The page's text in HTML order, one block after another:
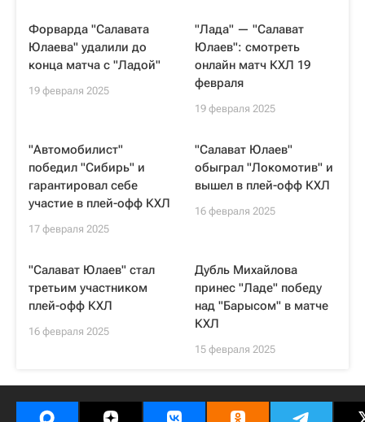
Форварда "Салавата
Юлаева" удалили до
конца матча с "Ладой"
19 февраля 2025
"Лада" — "Салават
Юлаев": смотреть
онлайн матч КХЛ 19
февраля
19 февраля 2025
"Автомобилист"
победил "Сибирь" и
гарантировал себе
участие в плей-офф КХЛ
17 февраля 2025
"Салават Юлаев"
обыграл "Локомотив" и
вышел в плей-офф КХЛ
16 февраля 2025
"Салават Юлаев" стал
третьим участником
плей-офф КХЛ
16 февраля 2025
Дубль Михайлова
принес "Ладе" победу
над "Барысом" в матче
КХЛ
15 февраля 2025